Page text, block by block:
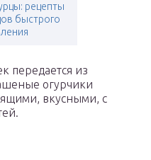
рецепты
быстрого
передается из
огурчики
вкусными, с